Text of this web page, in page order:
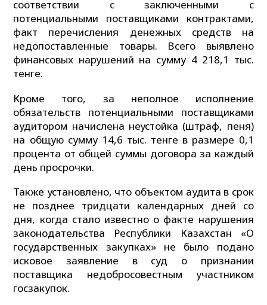
соответствии с заключенными с
потенциальными поставщиками контрактами,
факт перечисления денежных средств на
недопоставленные товары. Всего выявлено
финансовых нарушений на сумму 4 218,1 тыс.
тенге.
Кроме того, за неполное исполнение
обязательств потенциальными поставщиками
аудитором начислена неустойка (штраф, пеня)
на общую сумму 14,6 тыс. тенге в размере 0,1
процента от общей суммы договора за каждый
день просрочки.
Также установлено, что объектом аудита в срок
не позднее тридцати календарных дней со
дня, когда стало известно о факте нарушения
законодательства Республики Казахстан «О
государственных закупках» не было подано
исковое заявление в суд о признании
поставщика недобросовестным участником
госзакупок.